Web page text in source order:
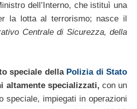
dell’Interno, che istituì una
la lotta al terrorismo; nasce il
Centrale di Sicurezza, della
speciale della Polizia di Stato
altamente specializzati, con un
speciale, impiegati in operazioni